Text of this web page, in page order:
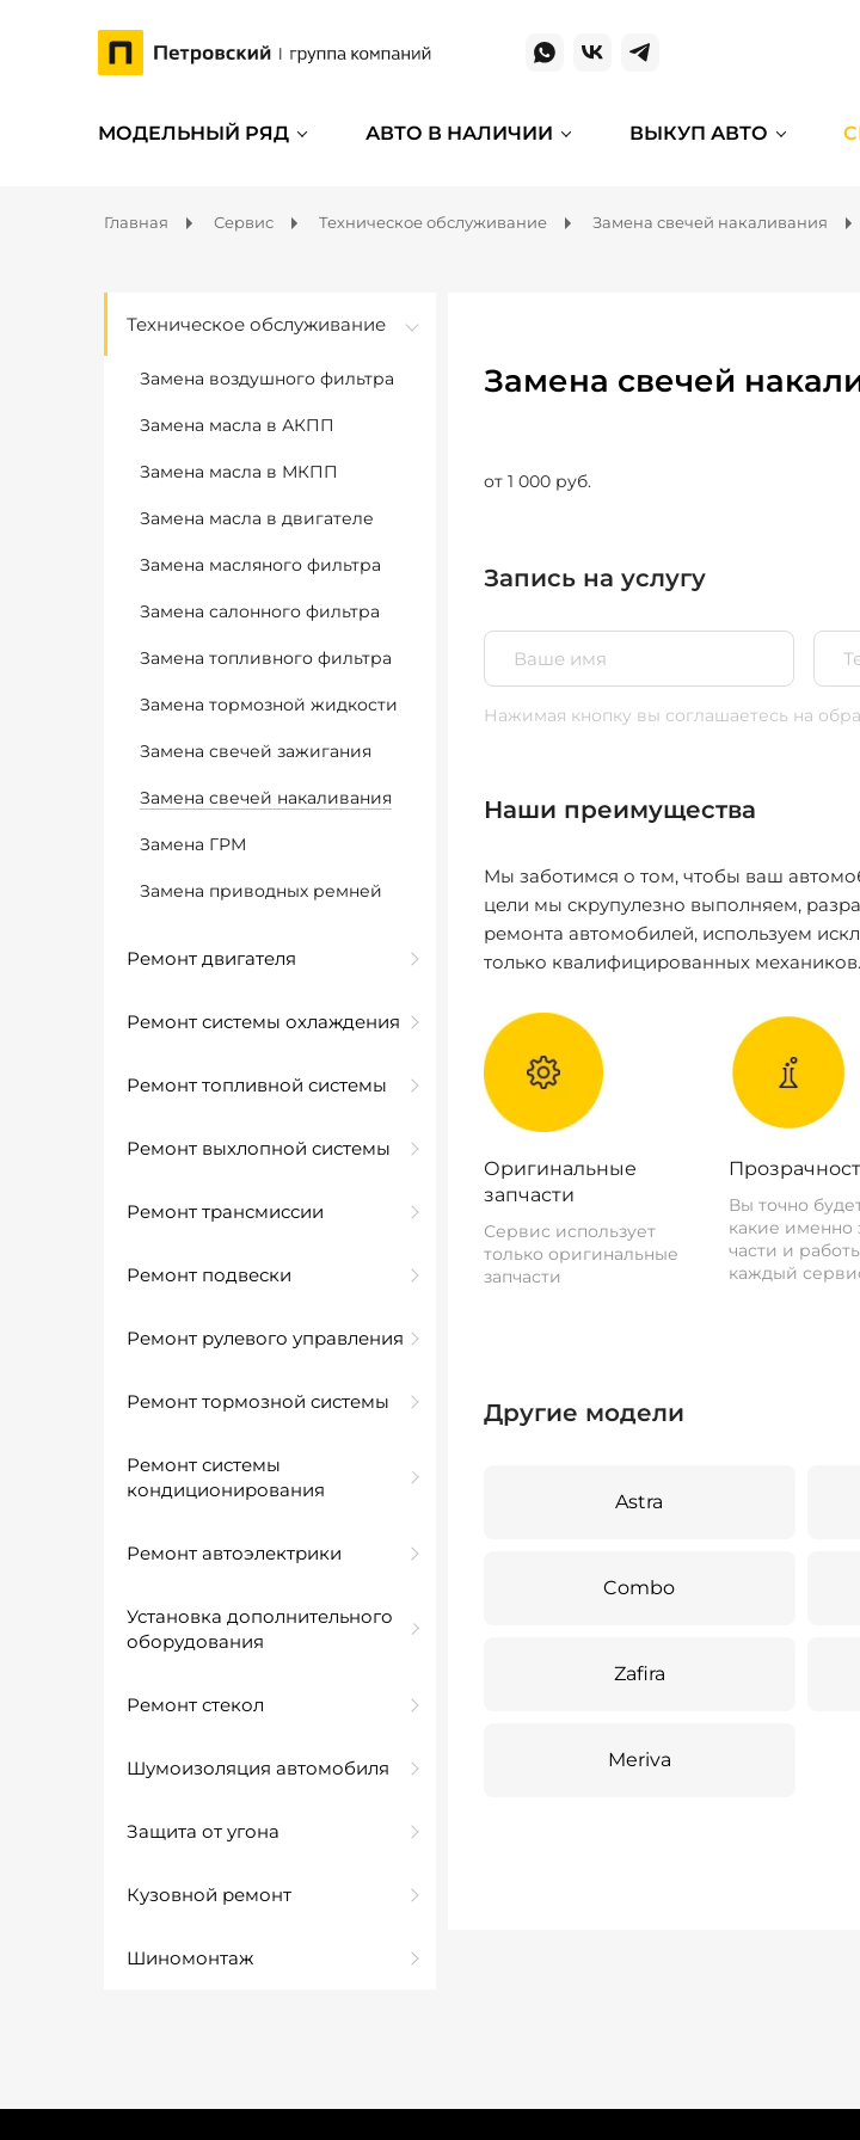
МОДЕЛЬНЫЙ РЯД АВТО В НАЛИЧИИ ВЫКУП АВТО
Главная Сервис Техническое обслуживание Замена свечей накаливания
Техническое обслуживание
Замена воздушного фильтра
Замена масла в АКПП
Замена масла в МКПП
Замена масла в двигателе
Замена масляного фильтра
Замена салонного фильтра
Замена топливного фильтра
Замена тормозной жидкости
Замена свечей зажигания
Замена свечей накаливания
Замена ГРМ
Замена приводных ремней
Ремонт двигателя
Ремонт системы охлаждения
Ремонт топливной системы
Ремонт выхлопной системы
Ремонт трансмиссии
Ремонт подвески
Ремонт рулевого управления
Ремонт тормозной системы
Ремонт системы
кондиционирования
Ремонт автоэлектрики
Установка дополнительного
оборудования
Ремонт стекол
Шумоизоляция автомобиля
Защита от угона
Кузовной ремонт
Шиномонтаж
Замена свечей
от 1 000 руб.
Запись на услугу
Нажимая кнопку вы соглашаетесь на
Наши преимущества
Мы заботимся о том, чтобы ваш
цели мы скрупулезно выполняем,
ремонта автомобилей, используем
только квалифицированных механиков.
Оригинальные
запчасти
Сервис использует
только оригинальные
запчасти
Вы точно
какие именно
части и
каждый
Другие модели
Astra
Combo
Zafira
Meriva